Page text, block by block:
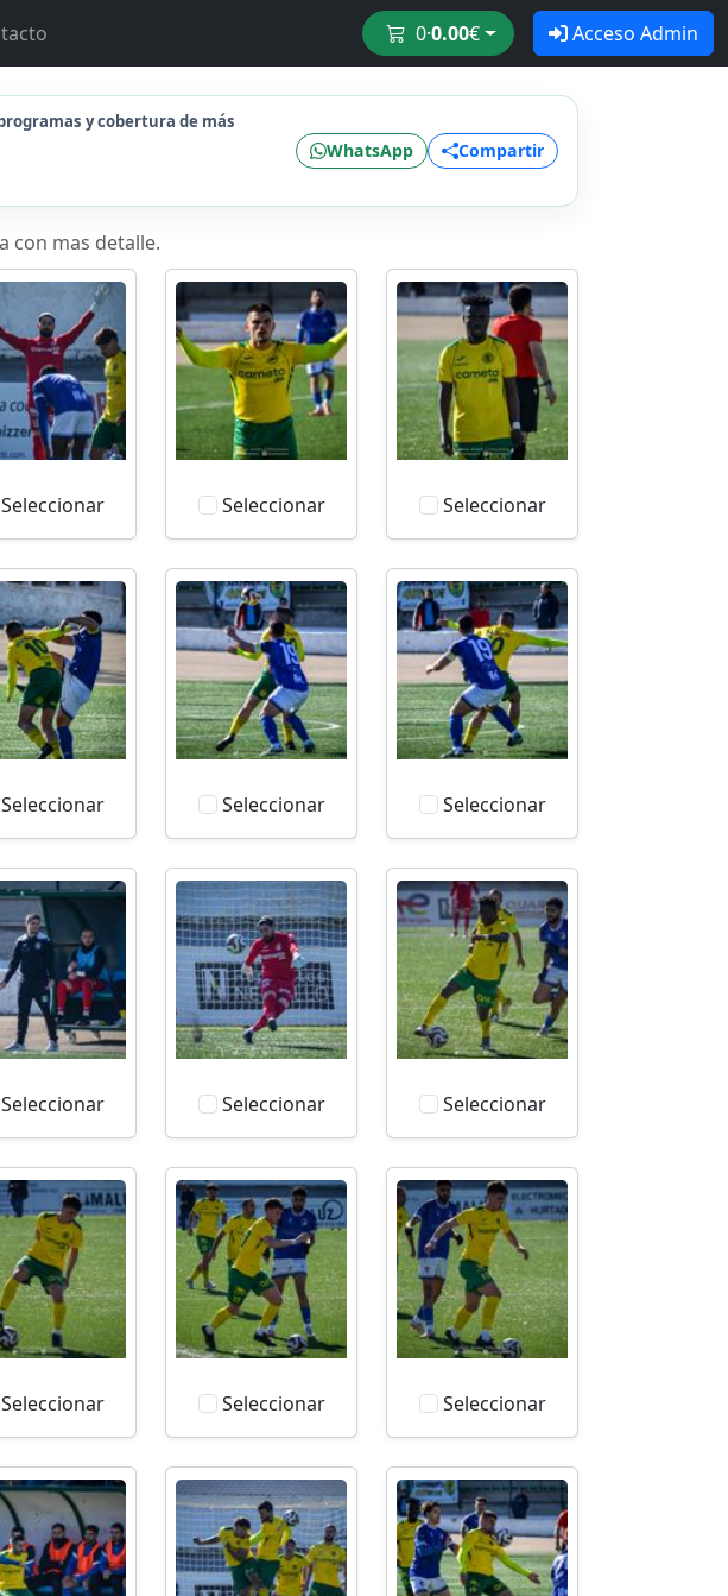
0·0.00€ Acceso Admin
y cobertura de más
WhatsApp Compartir
con mas detalle.
Seleccionar Seleccionar
Seleccionar Seleccionar
Seleccionar Seleccionar
Seleccionar Seleccionar